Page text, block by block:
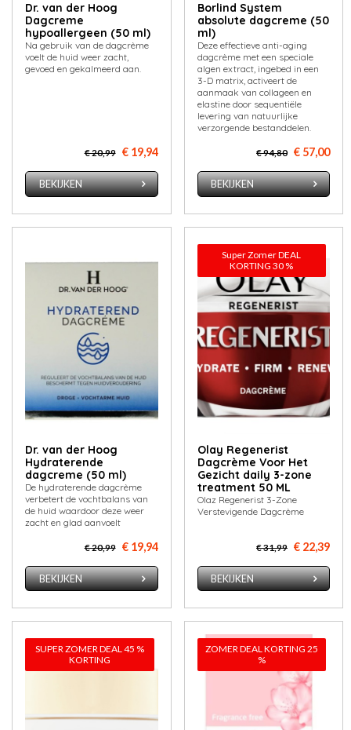
Dr. van der Hoog
Dagcreme
hypoallergeen (50 ml)
Na gebruik van de dagcrème
voelt de huid weer zacht,
gevoed en gekalmeerd aan.
€ 20,99 € 19,94
BEKIJKEN
Borlind System
absolute dagcreme (50
ml)
​Deze effectieve anti-aging
dagcrème met een speciale
algen extract, ingebed in een
3-D matrix, activeert de
aanmaak van collageen en
elastine door sequentiële
levering van natuurlijke
verzorgende bestanddelen.
€ 94,80 € 57,00
BEKIJKEN
Dr. van der Hoog
Hydraterende
dagcreme (50 ml)
De hydraterende dagcrème
verbetert de vochtbalans van
de huid waardoor deze weer
zacht en glad aanvoelt
€ 20,99 € 19,94
BEKIJKEN
Super Zomer DEAL
KORTING 30 %
Olay Regenerist
Dagcrème Voor Het
Gezicht daily 3-zone
treatment 50 ML
Olaz Regenerist 3-Zone
Verstevigende Dagcrème
€ 31,99 € 22,39
BEKIJKEN
SUPER ZOMER DEAL 45 %
KORTING
ZOMER DEAL KORTING 25
%